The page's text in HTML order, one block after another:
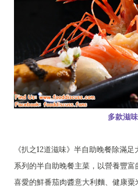
多款滋
《扒之12道滋味》半自助晚餐除滿
系列的半自助晚餐主菜，以營養豐
喜愛的鮮番茄肉醬意大利麵、健康